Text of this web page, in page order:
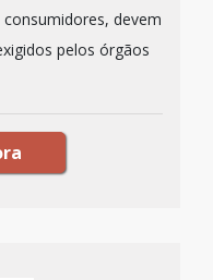
devem
pelos órgãos